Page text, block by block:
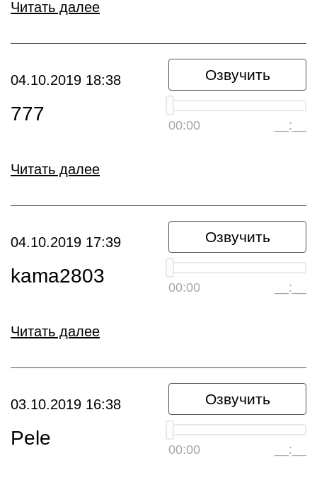
Читать далее
Озвучить
00:00 __:__
04.10.2019 18:38
777
Читать далее
Озвучить
00:00 __:__
04.10.2019 17:39
kama2803
Читать далее
Озвучить
00:00 __:__
03.10.2019 16:38
Pele